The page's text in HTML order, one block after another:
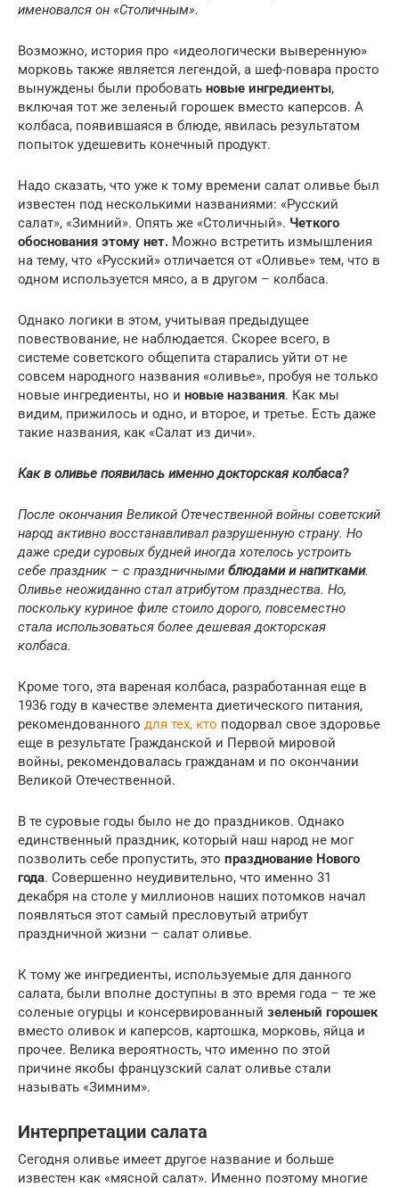
именовался он «Столичным».
Возможно, история про «идеологически выверенную»
морковь также является легендой, а шеф-повара просто
вынуждены были пробовать новые ингредиенты,
включая тот же зеленый горошек вместо каперсов. А
колбаса, появившаяся в блюде, явилась результатом
попыток удешевить конечный продукт.
Надо сказать, что уже к тому времени салат оливье был
известен под несколькими названиями: «Русский
салат», «Зимний». Опять же «Столичный». Четкого
обоснования этому нет. Можно встретить измышления
на тему, что «Русский» отличается от «Оливье» тем, что в
одном используется мясо, а в другом – колбаса.
Однако логики в этом, учитывая предыдущее
повествование, не наблюдается. Скорее всего, в
системе советского общепита старались уйти от не
совсем народного названия «оливье», пробуя не только
новые ингредиенты, но и новые названия. Как мы
видим, прижилось и одно, и второе, и третье. Есть даже
такие названия, как «Салат из дичи».
Как в оливье появилась именно докторская колбаса?
После окончания Великой Отечественной войны советский
народ активно восстанавливал разрушенную страну. Но
даже среди суровых будней иногда хотелось устроить
себе праздник – с праздничными блюдами и напитками.
Оливье неожиданно стал атрибутом празднества. Но,
поскольку куриное филе стоило дорого, повсеместно
стала использоваться более дешевая докторская
колбаса.
Кроме того, эта вареная колбаса, разработанная еще в
1936 году в качестве элемента диетического питания,
рекомендованного для тех, кто подорвал свое здоровье
еще в результате Гражданской и Первой мировой
войны, рекомендовалась гражданам и по окончании
Великой Отечественной.
В те суровые годы было не до праздников. Однако
единственный праздник, который наш народ не мог
позволить себе пропустить, это празднование Нового
года. Совершенно неудивительно, что именно 31
декабря на столе у миллионов наших потомков начал
появляться этот самый пресловутый атрибут
праздничной жизни – салат оливье.
К тому же ингредиенты, используемые для данного
салата, были вполне доступны в это время года – те же
соленые огурцы и консервированный зеленый горошек
вместо оливок и каперсов, картошка, морковь, яйца и
прочее. Велика вероятность, что именно по этой
причине якобы французский салат оливье стали
называть «Зимним».
Интерпретации салата
Сегодня оливье имеет другое название и больше
известен как «мясной салат». Именно поэтому многие